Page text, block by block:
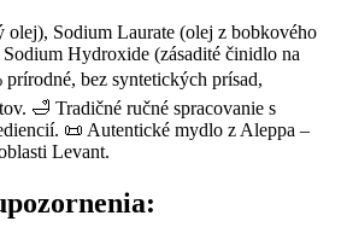
Sodium Laurate (olej z bobkového
Hydroxide (zásadité činidlo na
bez syntetických prísad,
🛁 Tradičné ručné spracovanie s
📜 Autentické mydlo z Aleppa –
Levant.